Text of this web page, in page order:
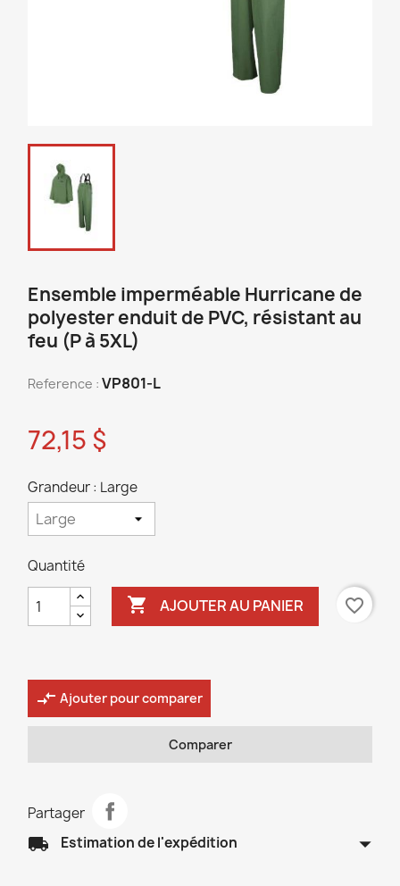
Ensemble imperméable Hurricane de
polyester enduit de PVC, résistant au
feu (P à 5XL)
Reference : VP801-L
72,15 $
Grandeur : Large
Quantité
 AJOUTER AU PANIER favorite_border
compare_arrows Ajouter pour comparer
Comparer
Partager
local_shipping Estimation de l'expédition arrow_drop_down